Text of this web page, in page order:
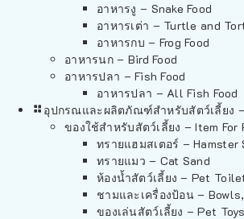
อาหารงู – Snake Food
อาหารเต่า – Turtle and
อาหารกบ – Frog Food
อาหารนก – Bird Food
อาหารปลา – Fish Food
อาหารปลา – All Fish Food
อุปกรณและผลิตภัณฑ์สำหรับสัตว์เลี้ยง
ของใช้สำหรับสัตว์เลี้ยง – Item For
ทรายแฮมสเตอร์ – Hamster
ทรายแมว – Cat Sand
ห้องน้ำสัตว์เลี้ยง – Pet
ชามและเครื่องป้อน –
ของเล่นสัตว์เลี้ยง – Pet Toys